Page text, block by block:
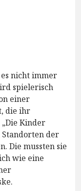
nicht immer
spielerisch
einer
die ihr
Kinder
der
Die mussten sie
wie eine